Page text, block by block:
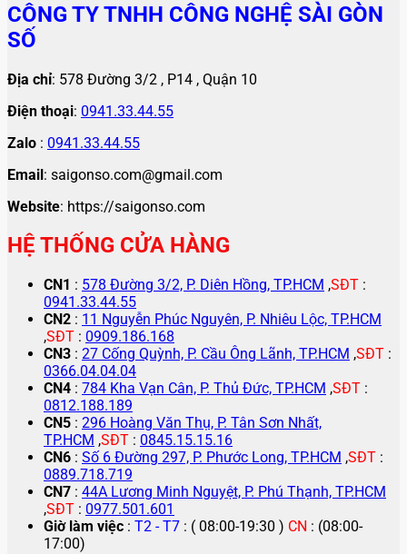
CÔNG TY TNHH CÔNG NGHỆ SÀI GÒN
SỐ
Địa chỉ: 578 Đường 3/2 , P14 , Quận 10
Điện thoại: 0941.33.44.55
Zalo : 0941.33.44.55
Email: saigonso.com@gmail.com
Website: https://saigonso.com
HỆ THỐNG CỬA HÀNG
CN1 : 578 Đường 3/2, P. Diên Hồng, TP.HCM ,SĐT :
0941.33.44.55
CN2 : 11 Nguyễn Phúc Nguyên, P. Nhiêu Lộc, TP.HCM
,SĐT : 0909.186.168
CN3 : 27 Cống Quỳnh, P. Cầu Ông Lãnh, TP.HCM ,SĐT :
0366.04.04.04
CN4 : 784 Kha Vạn Cân, P. Thủ Đức, TP.HCM ,SĐT :
0812.188.189
CN5 : 296 Hoàng Văn Thụ, P. Tân Sơn Nhất,
TP.HCM ,SĐT : 0845.15.15.16
CN6 : Số 6 Đường 297, P. Phước Long, TP.HCM ,SĐT :
0889.718.719
CN7 : 44A Lương Minh Nguyệt, P. Phú Thạnh, TP.HCM
,SĐT : 0977.501.601
Giờ làm việc : T2 - T7 : ( 08:00-19:30 ) CN : (08:00-
17:00)